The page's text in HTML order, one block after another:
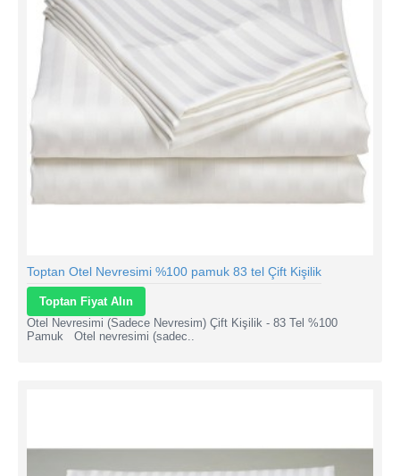
Toptan Otel Nevresimi %100 pamuk 83 tel Çift Kişilik
Toptan Fiyat Alın
Otel Nevresimi (Sadece Nevresim) Çift Kişilik - 83 Tel %100
Pamuk Otel nevresimi (sadec..